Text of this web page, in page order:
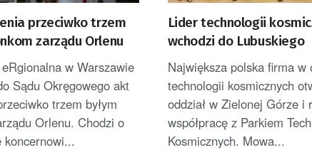
przeciwko trzem
zarządu Orlenu
w Warszawie
Sądu Okręgowego akt
trzem byłym
Orlenu. Chodzi o
koncernowi...
Lider technologii
wchodzi do Lubuskiego
Największa polska firma w
technologii kosmicznych
oddział w Zielonej Górze i
współpracę z Parkiem
Kosmicznych. Mowa...